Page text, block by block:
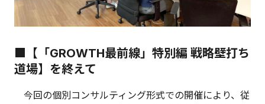
■【「GROWTH最前線」特別編 戦略壁打ち
道場】を終えて
今回の個別コンサルティング形式での開催により、従